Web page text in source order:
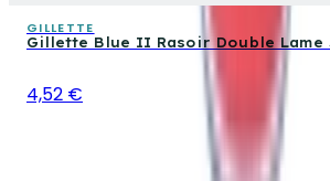
GILLETTE
Gillette Blue II Rasoir Double Lame
4,52 €